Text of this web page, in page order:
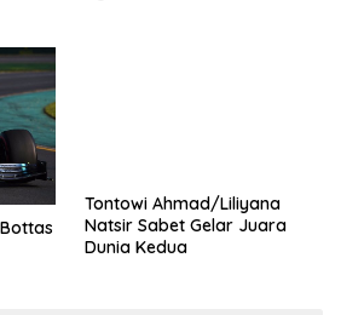
Tontowi Ahmad/Liliyana
Natsir Sabet Gelar Juara
Dunia Kedua